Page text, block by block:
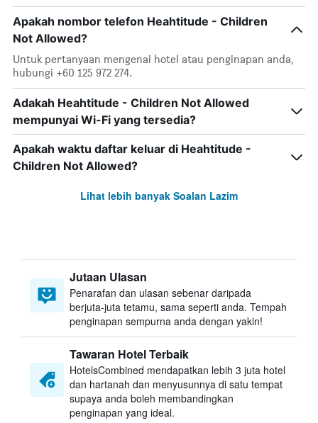
Apakah nombor telefon Heahtitude - Children
Not Allowed?
Untuk pertanyaan mengenai hotel atau penginapan anda,
hubungi +60 125 972 274.
Adakah Heahtitude - Children Not Allowed
mempunyai Wi-Fi yang tersedia?
Apakah waktu daftar keluar di Heahtitude -
Children Not Allowed?
Lihat lebih banyak Soalan Lazim
Jutaan Ulasan
Penarafan dan ulasan sebenar daripada
berjuta-juta tetamu, sama seperti anda. Tempah
penginapan sempurna anda dengan yakin!
Tawaran Hotel Terbaik
HotelsCombined mendapatkan lebih 3 juta hotel
dan hartanah dan menyusunnya di satu tempat
supaya anda boleh membandingkan
penginapan yang ideal.